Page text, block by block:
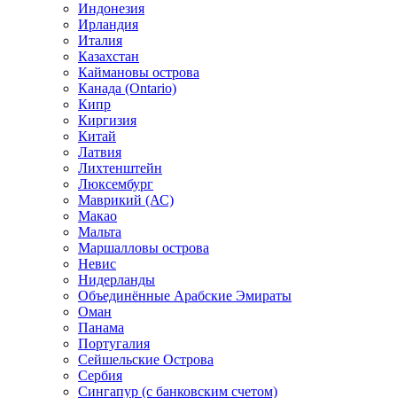
Индонезия
Ирландия
Италия
Казахстан
Каймановы острова
Канада (Ontario)
Кипр
Киргизия
Китай
Латвия
Лихтенштейн
Люксембург
Маврикий (АС)
Макао
Мальта
Маршалловы острова
Нeвис
Нидерланды
Объединённые Арабские Эмираты
Оман
Панама
Португалия
Сейшельские Острова
Сербия
Сингапур (c банковским счетом)